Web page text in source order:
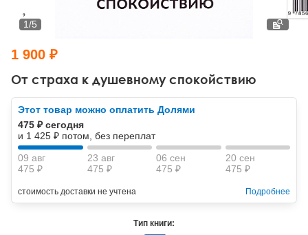
Тревожные расстройства, панические атаки
Психодрама
Другие направления психотерапии
Классический, эриксоновский гипноз и НЛП
НЛП
Психология труда и эргономика
Социальная психология
Социальная и организационная психология
Классический и юнгианский психоанализ
От страха к душевному спокойствию
1/5
1 900 ₽
Этот товар можно оплатить Долями
475 ₽ сегодня
и 1 425 ₽ потом, без переплат
09 авг
475 ₽
23 авг
475 ₽
06 сен
475 ₽
20 сен
475 ₽
стоимость доставки не учтена Подробнее
Тип книги: